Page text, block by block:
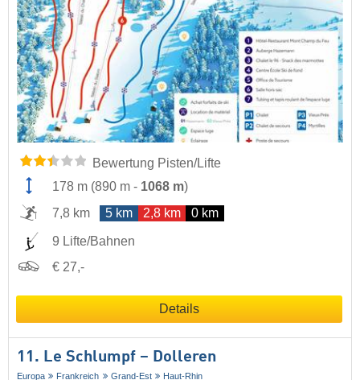
Bewertung Pisten/Lifte
178 m (890 m - 1068 m)
7,8 km
5 km 2,8 km 0 km
9 Lifte/Bahnen
€ 27,-
Details
11. Le Schlumpf – Dolleren
Europa Frankreich Grand-Est Haut-Rhin